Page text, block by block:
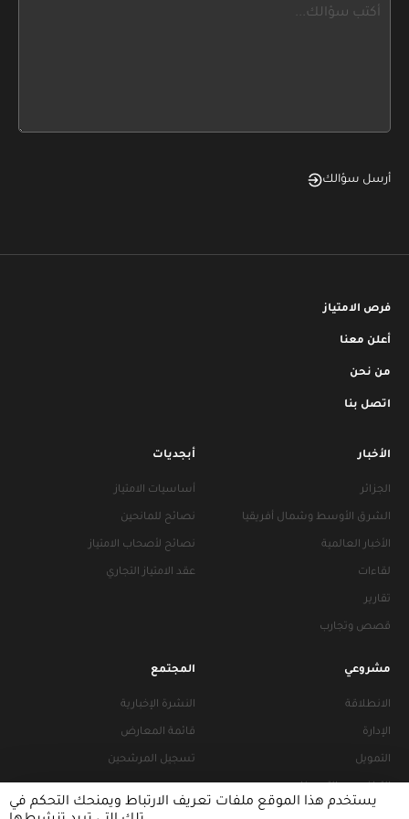
this,
أرسل سؤالك
فرص الامتياز
أعلن معنا
من نحن
اتصل بنا
الأخبار
الجزائر
الشرق الأوسط وشمال أفريقيا
الأخبار العالمية
لقاءات
تقارير
قصص وتجارب
أبجديات
أساسيات الامتياز
نصائح للمانحين
نصائح لأصحاب الامتياز
عقد الامتياز التجاري
مشروعي
الانطلاقة
الإدارة
التمويل
المجتمع
النشرة الإخبارية
قائمة المعارض
تسجيل المرشحين
يستخدم هذا الموقع ملفات تعريف الارتباط ويمنحك التحكم في